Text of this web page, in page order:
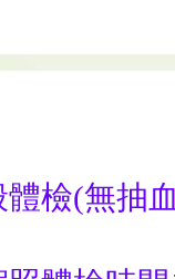
檢(無抽